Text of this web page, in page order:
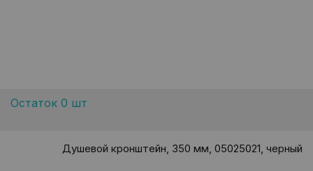
Остаток 0 шт
Душевой кронштейн, 350 мм, 05025021, черный